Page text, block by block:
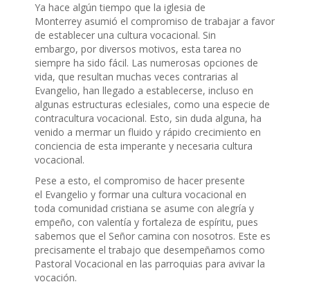
Ya hace algún tiempo que la iglesia de
Monterrey asumió el compromiso de trabajar a favor
de establecer una cultura vocacional. Sin
embargo, por diversos motivos, esta tarea no
siempre ha sido fácil. Las numerosas opciones de
vida, que resultan muchas veces contrarias al
Evangelio, han llegado a establecerse, incluso en
algunas estructuras eclesiales, como una especie de
contracultura vocacional. Esto, sin duda alguna, ha
venido a mermar un fluido y rápido crecimiento en
conciencia de esta imperante y necesaria cultura
vocacional.
Pese a esto, el compromiso de hacer presente
el Evangelio y formar una cultura vocacional en
toda comunidad cristiana se asume con alegría y
empeño, con valentía y fortaleza de espíritu, pues
sabemos que el Señor camina con nosotros. Este es
precisamente el trabajo que desempeñamos como
Pastoral Vocacional en las parroquias para avivar la
vocación.